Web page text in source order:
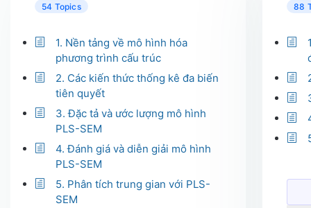
54 Topics
1. Nền tảng về mô hình hóa
phương trình cấu trúc
2. Các kiến thức thống kê đa biến
tiên quyết
3. Đặc tả và ước lượng mô hình
PLS-SEM
4. Đánh giá và diễn giải mô hình
PLS-SEM
5. Phân tích trung gian với PLS-
SEM
88